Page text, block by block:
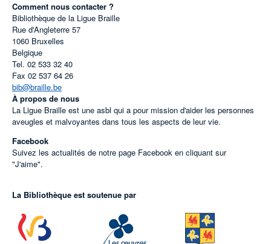
Comment nous contacter ?
Bibliothèque de la Ligue Braille
Rue d'Angleterre 57
1060 Bruxelles
Belgique
Tel. 02 533 32 40
Fax 02 537 64 26
bib@braille.be
À propos de nous
La Ligue Braille est une asbl qui a pour mission d'aider les personnes
aveugles et malvoyantes dans tous les aspects de leur vie.
Facebook
Suivez les actualités de notre page Facebook en cliquant sur
"J'aime".
La Bibliothèque est soutenue par